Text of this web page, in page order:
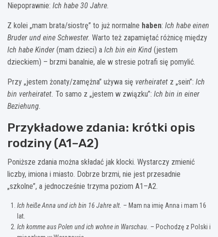
Niepoprawnie: Ich habe 30 Jahre.
Z kolei „mam brata/siostrę” to już normalne haben: Ich habe einen
Bruder und eine Schwester. Warto też zapamiętać różnicę między
Ich habe Kinder (mam dzieci) a Ich bin ein Kind (jestem
dzieckiem) – brzmi banalnie, ale w stresie potrafi się pomylić.
Przy „jestem żonaty/zamężna” używa się verheiratet z „sein”: Ich
bin verheiratet. To samo z „jestem w związku”: Ich bin in einer
Beziehung.
Przykładowe zdania: krótki opis
rodziny (A1–A2)
Poniższe zdania można składać jak klocki. Wystarczy zmienić
liczby, imiona i miasto. Dobrze brzmi, nie jest przesadnie
„szkolne”, a jednocześnie trzyma poziom A1–A2.
Ich heiße Anna und ich bin 16 Jahre alt. – Mam na imię Anna i mam 16
lat.
Ich komme aus Polen und ich wohne in Warschau. – Pochodzę z Polski i